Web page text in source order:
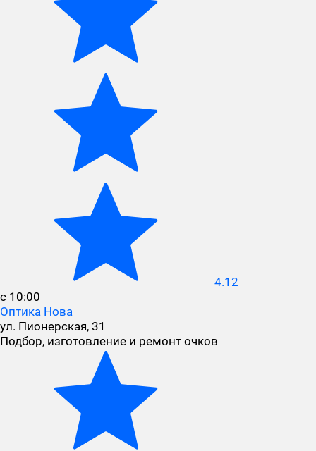
4.12
с 10:00
Оптика Нова
ул. Пионерская, 31
Подбор, изготовление и ремонт очков